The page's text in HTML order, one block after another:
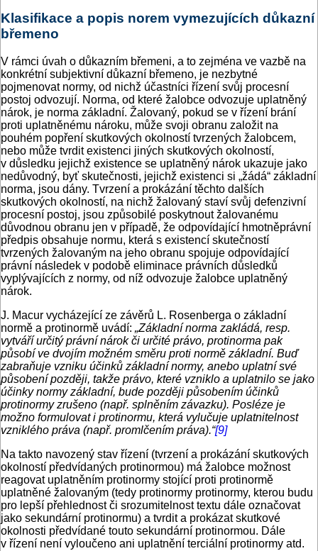
Klasifikace a popis norem vymezujících důkazní
břemeno
V rámci úvah o důkazním břemeni, a to zejména ve vazbě na
konkrétní subjektivní důkazní břemeno, je nezbytné
pojmenovat normy, od nichž účastníci řízení svůj procesní
postoj odvozují. Norma, od které žalobce odvozuje uplatněný
nárok, je norma základní. Žalovaný, pokud se v řízení brání
proti uplatněnému nároku, může svoji obranu založit na
pouhém popření skutkových okolností tvrzených žalobcem,
nebo může tvrdit existenci jiných skutkových okolností,
v důsledku jejichž existence se uplatněný nárok ukazuje jako
nedůvodný, byť skutečnosti, jejichž existenci si „žádá“ základní
norma, jsou dány. Tvrzení a prokázání těchto dalších
skutkových okolností, na nichž žalovaný staví svůj defenzivní
procesní postoj, jsou způsobilé poskytnout žalovanému
důvodnou obranu jen v případě, že odpovídající hmotněprávní
předpis obsahuje normu, která s existencí skutečností
tvrzených žalovaným na jeho obranu spojuje odpovídající
právní následek v podobě eliminace právních důsledků
vyplývajících z normy, od níž odvozuje žalobce uplatněný
nárok.
J. Macur vycházející ze závěrů L. Rosenberga o základní
normě a protinormě uvádí: „Základní norma zakládá, resp.
vytváří určitý právní nárok či určité právo, protinorma pak
působí ve dvojím možném směru proti normě základní. Buď
zabraňuje vzniku účinků základní normy, anebo uplatní své
působení později, takže právo, které vzniklo a uplatnilo se jako
účinky normy základní, bude později působením účinků
protinormy zrušeno (např. splněním závazku). Posléze je
možno formulovat i protinormu, která vylučuje uplatnitelnost
vzniklého práva (např. promlčením práva).“[9]
Na takto navozený stav řízení (tvrzení a prokázání skutkových
okolností předvídaných protinormou) má žalobce možnost
reagovat uplatněním protinormy stojící proti protinormě
uplatněné žalovaným (tedy protinormy protinormy, kterou budu
pro lepší přehlednost či srozumitelnost textu dále označovat
jako sekundární protinormu) a tvrdit a prokázat skutkové
okolnosti předvídané touto sekundární protinormou. Dále
v řízení není vyloučeno ani uplatnění terciální protinormy atd.